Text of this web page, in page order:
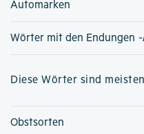
Automarken
Wörter mit den Endungen
Diese Wörter sind
Obstsorten